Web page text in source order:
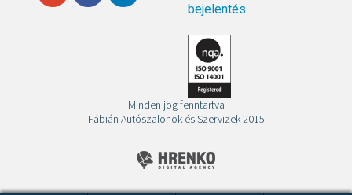
bejelentés
Minden jog fenntartva
Fábián Autószalonok és Szervizek 2015